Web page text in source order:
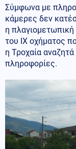
Σύμφωνα με
κάμερες δεν
η
του ΙΧ οχήματος
η Τροχαία
πληροφορίες.